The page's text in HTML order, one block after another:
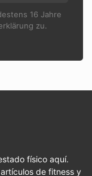
16 Jahre
zu.
físico aquí.
de fitness y